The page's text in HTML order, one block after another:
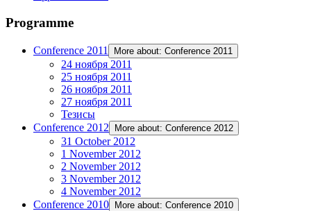
Programme
Conference 2011 More about: Conference 2011
24 ноября 2011
25 ноября 2011
26 ноября 2011
27 ноября 2011
Тезисы
Conference 2012
More about: Conference 2012
31 October 2012
1 November 2012
2 November 2012
3 November 2012
4 November 2012
Conference 2010
More about: Conference 2010